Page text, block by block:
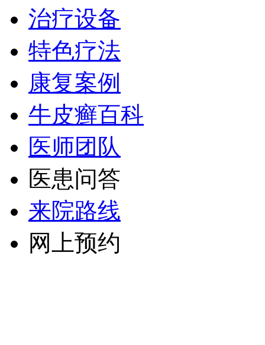
治疗设备
特色疗法
康复案例
牛皮癣百科
医师团队
医患问答
来院路线
网上预约